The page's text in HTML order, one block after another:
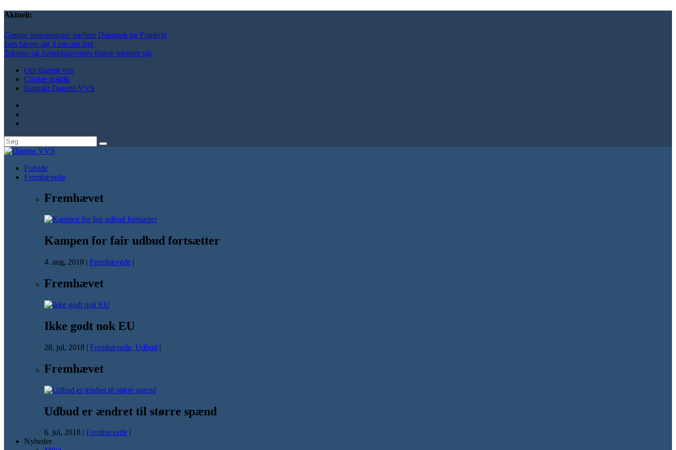
Aktuelt:
Grønne investeringer mellem Danmark og Frankrig
Isen hæver sig 4 cm om året
Tekniqs og Arbejdsgivernes fusion nærmer sig
Om dagens vvs
Cookie politik
Kontakt Dagens VVS
Forside
Fremhævede
Fremhævet
Kampen for fair udbud fortsætter
4. aug, 2018 | Fremhævede |
Fremhævet
Ikke godt nok EU
28. jul, 2018 | Fremhævede, Udbud |
Fremhævet
Udbud er ændret til større spænd
6. jul, 2018 | Fremhævede |
Nyheder